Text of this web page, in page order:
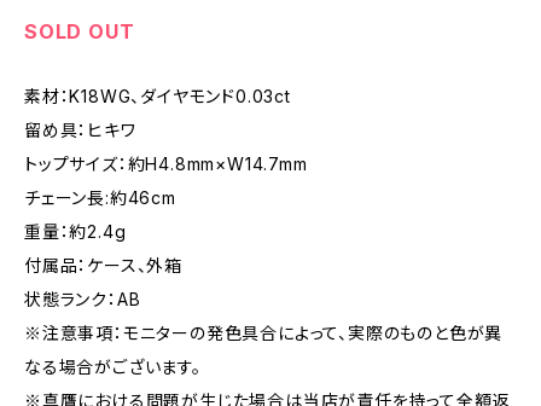
SOLD OUT
素材：K18WG、ダイヤモンド0.03ct
留め具：ヒキワ
トップサイズ：約H4.8mm×W14.7mm
チェーン長:約46cm
重量：約2.4g
付属品：ケース、外箱
状態ランク：AB
※注意事項：モニターの発色具合によって、実際のものと色が異
なる場合がございます。
※真贋における問題が生じた場合は当店が責任を持って全額返